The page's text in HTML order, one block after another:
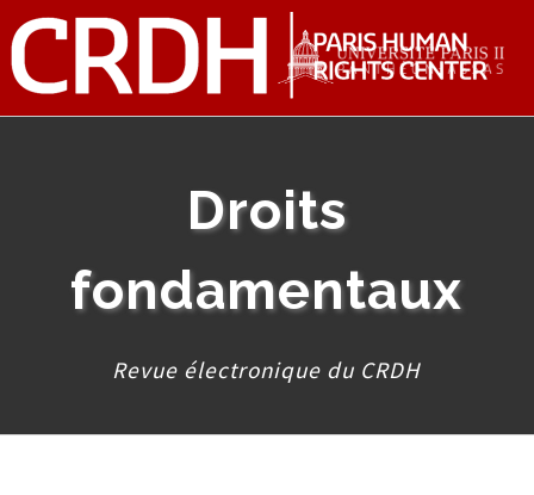
Droits
fondamentaux
Revue électronique du CRDH